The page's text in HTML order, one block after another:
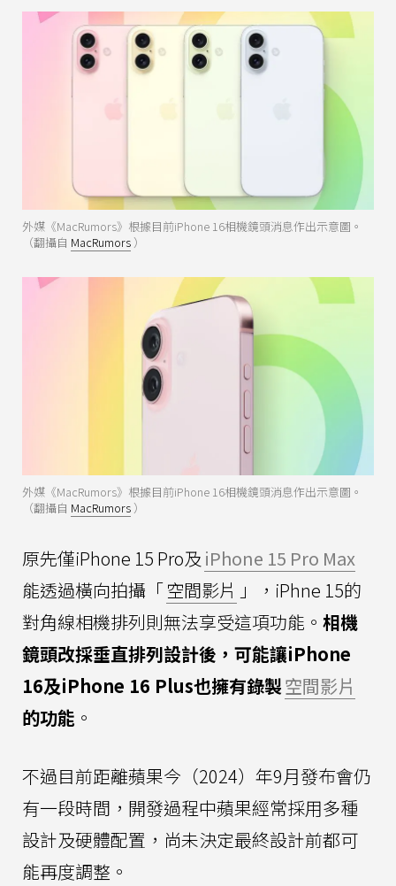
外媒《MacRumors》根據目前iPhone 16相機鏡頭消息作出示意圖。
（翻攝自 MacRumors ）
外媒《MacRumors》根據目前iPhone 16相機鏡頭消息作出示意圖。
（翻攝自 MacRumors ）
原先僅iPhone 15 Pro及 iPhone 15 Pro Max
能透過橫向拍攝「空間影片 」，iPhne 15的
對角線相機排列則無法享受這項功能。 相機
鏡頭改採垂直排列設計後，可能讓iPhone
16及iPhone 16 Plus也擁有錄製空間影片
的功能 。
不過目前距離蘋果今（2024）年9月發布會仍
有一段時間，開發過程中蘋果經常採用多種
設計及硬體配置，尚未決定最終設計前都可
能再度調整。